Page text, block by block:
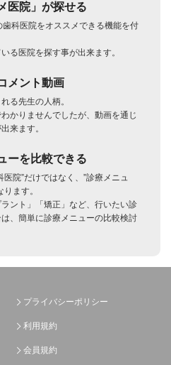
医院」が探せる
科医院をオススメできる機能を付
る医院を探す事が出来ます。
メント動画
る先生の人柄。
かりませんでしたが、動画を通じ
来ます。
ーを比較できる
院”だけではなく、”診療メニュ
ます。
ント」「矯正」など、行いたい診
、簡単に診療メニューの比較検討
プライバシーポリシー
利用規約
会員規約